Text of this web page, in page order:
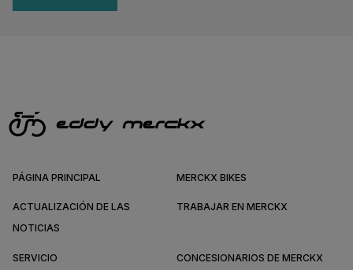
PÁGINA PRINCIPAL MERCKX BIKES
ACTUALIZACIÓN DE LAS
NOTICIAS
TRABAJAR EN MERCKX
SERVICIO CONCESIONARIOS DE MERCKX